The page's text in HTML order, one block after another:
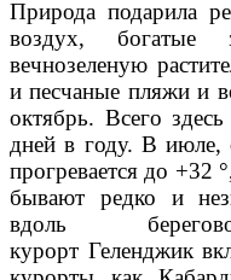
Природа подарила
воздух, богатые
вечнозеленую
и песчаные пляжи и
октябрь. Всего
дней в году. В июле,
прогревается до +32
бывают редко и
вдоль
курорт Геленджик